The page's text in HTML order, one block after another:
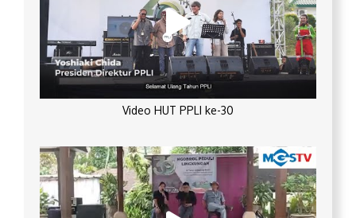
Video HUT PPLI ke-30